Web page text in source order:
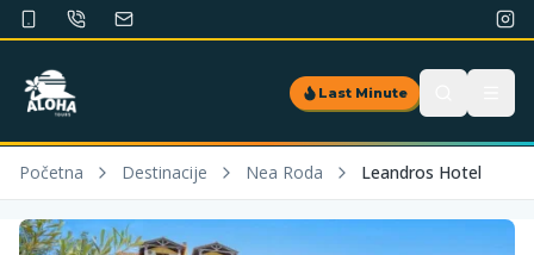
Last Minute
Početna Destinacije Nea Roda Leandros Hotel